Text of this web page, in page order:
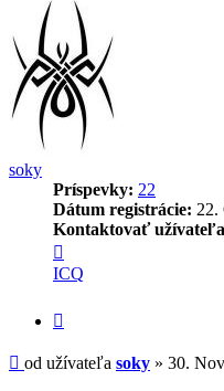
soky
Príspevky: 22
Dátum registrácie: 22.
Kontaktovať
informácie
užívateľa
soky
ICQ
Príspevok
od užívateľa soky » 30.